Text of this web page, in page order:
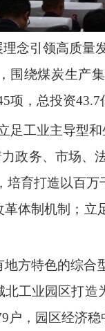
念引领高质量
围绕煤炭生产
，总投资43.7
足工业主导型
政务、市场、
培育打造以百
体制机制；
方特色的综
工业园区打
户，园区经济稳